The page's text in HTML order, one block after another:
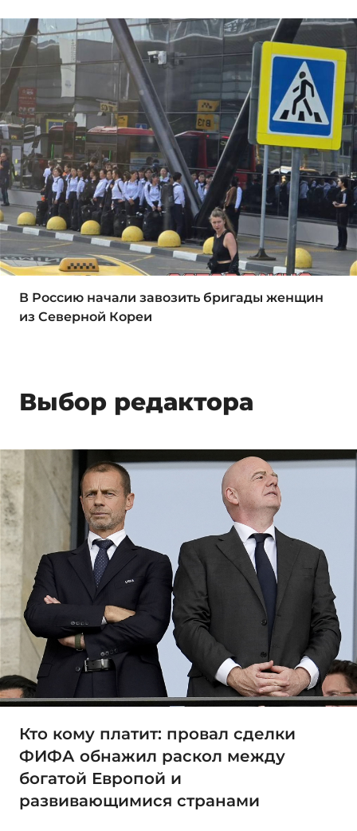
В Россию начали завозить бригады женщин
из Северной Кореи
Выбор редактора
Кто кому платит: провал сделки
ФИФА обнажил раскол между
богатой Европой и
развивающимися странами